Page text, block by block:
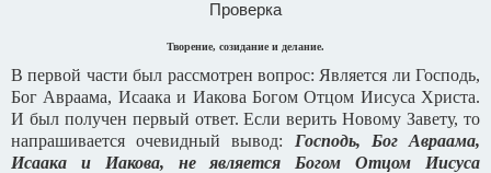
Проверка
Творение, созидание и делание.
В первой части был рассмотрен вопрос: Является ли Господь,
Бог Авраама, Исаака и Иакова Богом Отцом Иисуса Христа.
И был получен первый ответ. Если верить Новому Завету, то
напрашивается очевидный вывод: Господь, Бог Авраама,
Исаака и Иакова, не является Богом Отцом Иисуса